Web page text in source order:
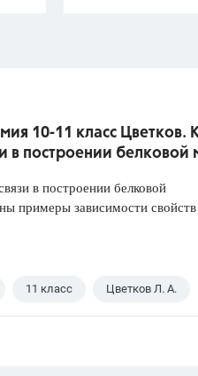
10-11 класс
в построении белковой
в построении белковой
примеры зависимости
11 класс Цветков Л. А.